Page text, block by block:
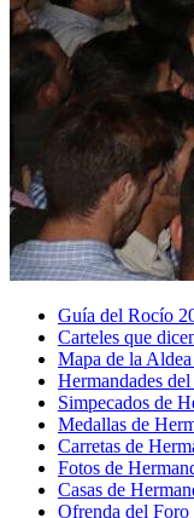
Guía del Rocío
Carteles que
Mapa de la
Hermandades
Simpecados de
Medallas de
Carretas de
Fotos de
Casas de
Ofrenda del Foro